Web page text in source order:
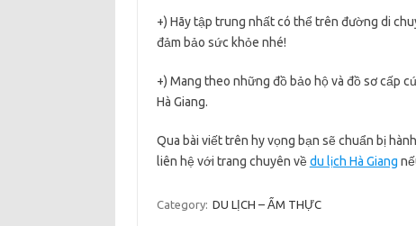
+) Hãy tập trung nhất có thể trên đường di
đảm bảo sức khỏe nhé!
+) Mang theo những đồ bảo hộ và đồ sơ cấp
Hà Giang.
Qua bài viết trên hy vọng bạn sẽ chuẩn bị
liên hệ với trang chuyên về du lịch Hà Giang
Category: DU LỊCH – ẨM THỰC